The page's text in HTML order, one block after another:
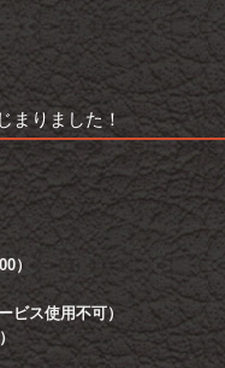
まりました！
）
ビス使用不可）